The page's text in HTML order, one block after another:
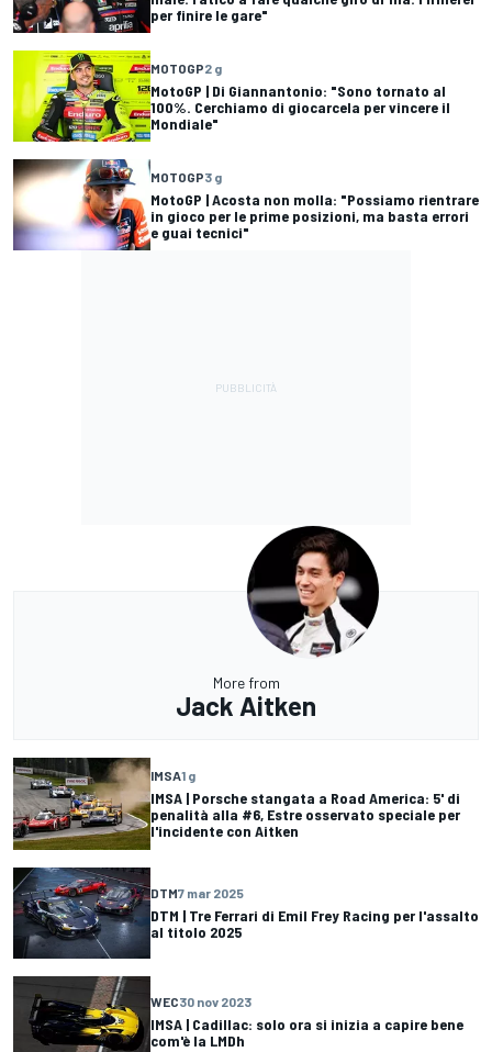
per finire le gare"
MOTOGP2 g
MotoGP | Di Giannantonio: "Sono tornato al
100%. Cerchiamo di giocarcela per vincere il
Mondiale"
MOTOGP3 g
MotoGP | Acosta non molla: "Possiamo rientrare
in gioco per le prime posizioni, ma basta errori
e guai tecnici"
More from
Jack Aitken
IMSA1 g
IMSA | Porsche stangata a Road America: 5' di
penalità alla #6, Estre osservato speciale per
l'incidente con Aitken
DTM7 mar 2025
DTM | Tre Ferrari di Emil Frey Racing per l'assalto
al titolo 2025
WEC30 nov 2023
IMSA | Cadillac: solo ora si inizia a capire bene
com'è la LMDh